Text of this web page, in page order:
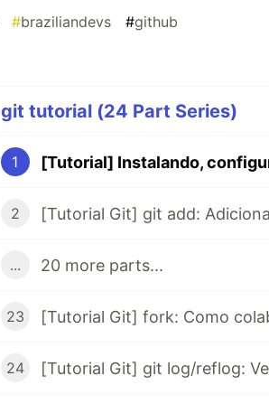
#braziliandevs #github
git tutorial (24 Part Series)
1
2 [Tutorial Git] git add:
... 20 more parts...
23
24